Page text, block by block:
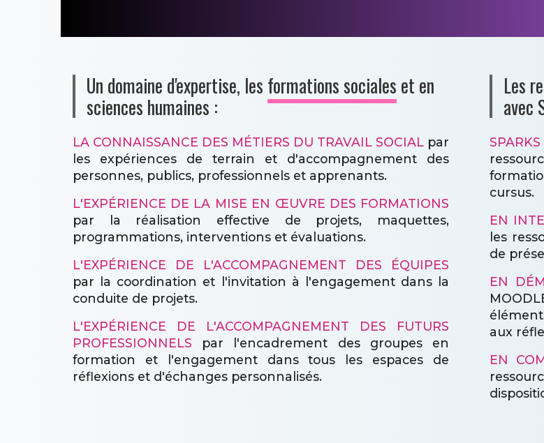
Un domaine d'expertise, les formations sociales et en
sciences humaines :
LA CONNAISSANCE DES MÉTIERS DU TRAVAIL SOCIAL par
les expériences de terrain et d'accompagnement des
personnes, publics, professionnels et apprenants.
L'EXPÉRIENCE DE LA MISE EN ŒUVRE DES FORMATIONS
par la réalisation effective de projets, maquettes,
programmations, interventions et évaluations.
L'EXPÉRIENCE DE L'ACCOMPAGNEMENT DES ÉQUIPES
par la coordination et l'invitation à l'engagement dans la
conduite de projets.
L'EXPÉRIENCE DE L'ACCOMPAGNEMENT DES FUTURS
PROFESSIONNELS par l'encadrement des groupes en
formation et l'engagement dans tous les espaces de
réflexions et d'échanges personnalisés.
Les
avec
cursus.
EN
les
de
EN
aux
EN